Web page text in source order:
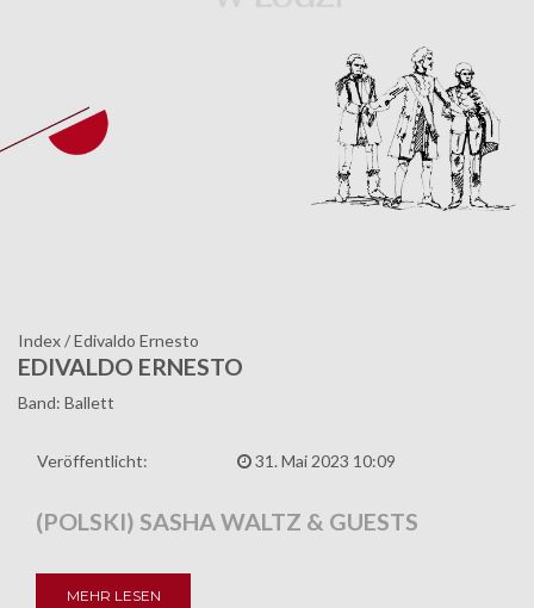
Index/Edivaldo Ernesto
EDIVALDO ERNESTO
Band: Ballett
Veröffentlicht: 31. Mai 2023 10:09
(POLSKI) SASHA WALTZ & GUESTS
MEHR LESEN